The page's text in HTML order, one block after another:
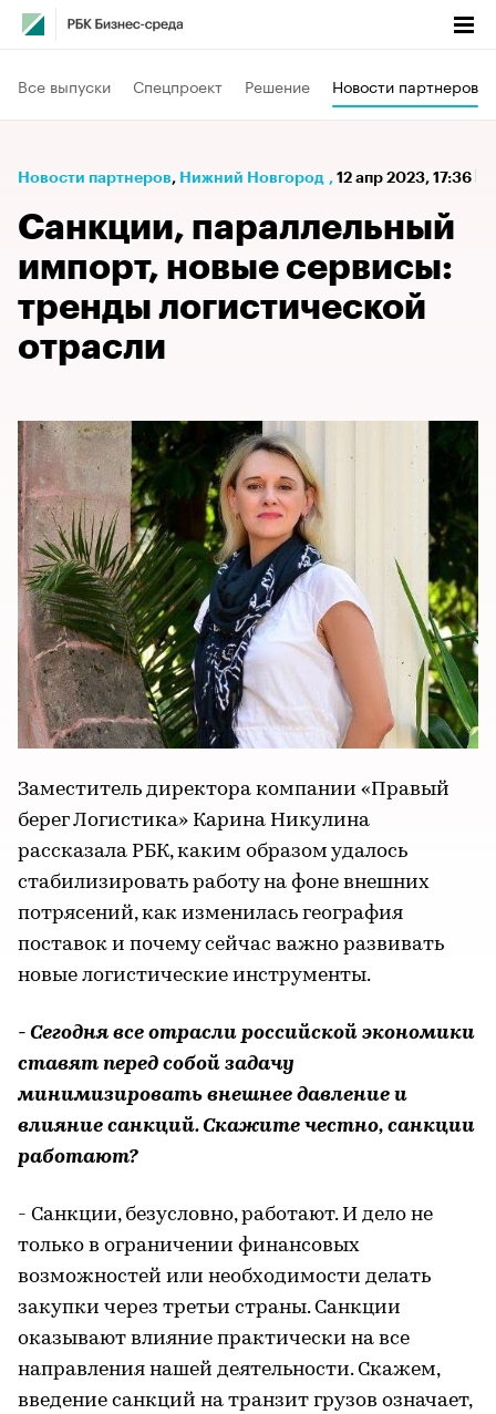
Все выпуски Спецпроект Решение Новости партнеров
Новости партнеров⁠, Нижний Новгород , 12 апр 2023, 17:36
Санкции, параллельный
импорт, новые сервисы:
тренды логистической
отрасли
Заместитель директора компании «Правый
берег Логистика» Карина Никулина
рассказала РБК, каким образом удалось
стабилизировать работу на фоне внешних
потрясений, как изменилась география
поставок и почему сейчас важно развивать
новые логистические инструменты.
- Сегодня все отрасли российской экономики
ставят перед собой задачу
минимизировать внешнее давление и
влияние санкций. Скажите честно, санкции
работают?
- Санкции, безусловно, работают. И дело не
только в ограничении финансовых
возможностей или необходимости делать
закупки через третьи страны. Санкции
оказывают влияние практически на все
направления нашей деятельности. Скажем,
введение санкций на транзит грузов означает,